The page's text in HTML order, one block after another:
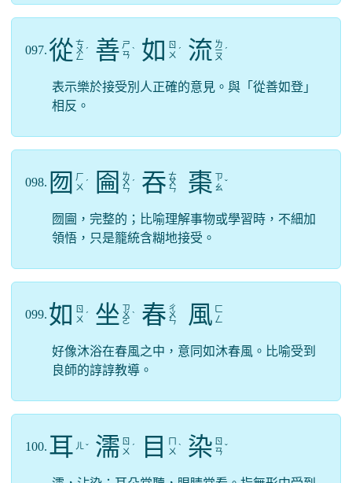
097.從 ㄘ
ㄨ
ㄥ
ˊ 善 ㄕ
ㄢ ˋ 如
ㄖ
ㄨ ˊ 流 ㄌ
ㄧ
ㄡ
ˊ
表示樂於接受別人正確的意見。與「從善如登」
相反。
098. 囫
ㄏ
ㄨ ˊ 圇 ㄌ
ㄨ
ㄣ
ˊ 吞 ㄊ
ㄨ
ㄣ 棗
ㄗ
ㄠ ˇ
囫圇，完整的；比喻理解事物或學習時，不細加
領悟，只是籠統含糊地接受。
099. 如
ㄖ
ㄨ ˊ 坐 ㄗ
ㄨ
ㄛ
ˋ 春 ㄔ
ㄨ
ㄣ 風 ㄈ
ㄥ
好像沐浴在春風之中，意同如沐春風。比喻受到
良師的諄諄教導。
100. 耳 ㄦ ˇ 濡 ㄖ
ㄨ ˊ 目
ㄨ ˋ 染 ㄖ
ㄢ ˇ